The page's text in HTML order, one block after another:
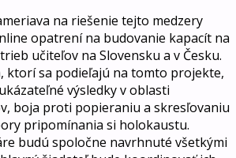
na riešenie tejto medzery
opatrení na budovanie kapacít na
učiteľov na Slovensku a v Česku.
ktorí sa podieľajú na tomto projekte,
výsledky v oblasti
boja proti popieraniu a skresľovaniu
pripomínania si holokaustu.
budú spoločne navrhnuté všetkými